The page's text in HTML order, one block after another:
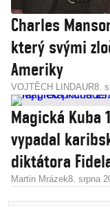
Charles
který svými
Ameriky
VOJTĚCH LINDAUR8.
Magická Kuba
vypadal
diktátora
Martin Mrázek8. srpna